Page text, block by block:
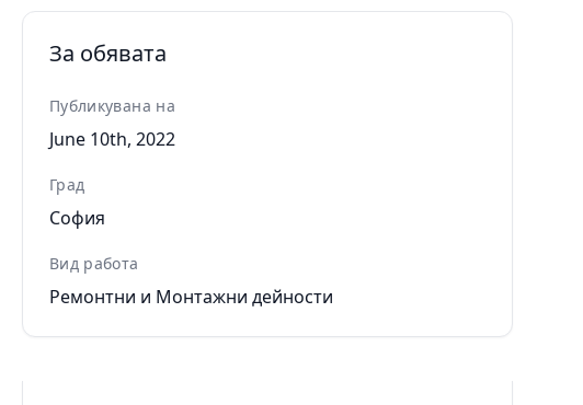
За обявата
Публикувана на
June 10th, 2022
Град
София
Вид работа
Ремонтни и Монтажни дейности